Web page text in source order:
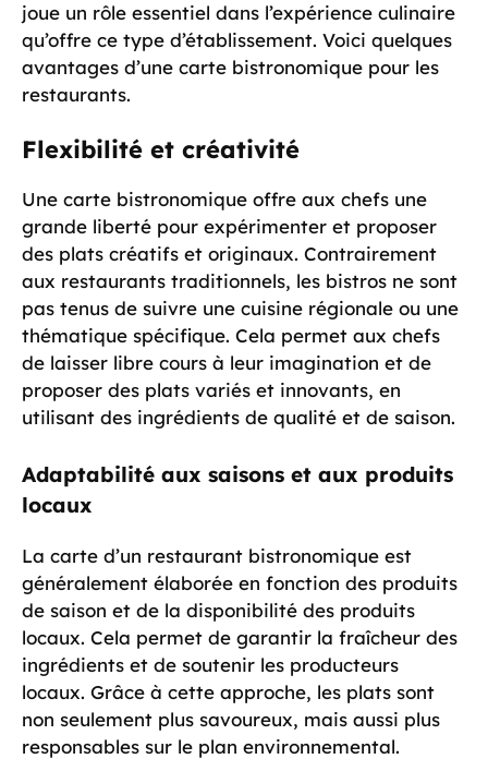
joue un rôle essentiel dans l’expérience culinaire
qu’offre ce type d’établissement. Voici quelques
avantages d’une carte bistronomique pour les
restaurants.
Flexibilité et créativité
Une carte bistronomique offre aux chefs une
grande liberté pour expérimenter et proposer
des plats créatifs et originaux. Contrairement
aux restaurants traditionnels, les bistros ne sont
pas tenus de suivre une cuisine régionale ou une
thématique spécifique. Cela permet aux chefs
de laisser libre cours à leur imagination et de
proposer des plats variés et innovants, en
utilisant des ingrédients de qualité et de saison.
Adaptabilité aux saisons et aux produits
locaux
La carte d’un restaurant bistronomique est
généralement élaborée en fonction des produits
de saison et de la disponibilité des produits
locaux. Cela permet de garantir la fraîcheur des
ingrédients et de soutenir les producteurs
locaux. Grâce à cette approche, les plats sont
non seulement plus savoureux, mais aussi plus
responsables sur le plan environnemental.